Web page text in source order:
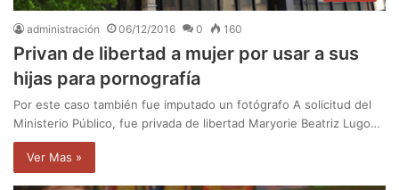
administración 06/12/2016 0 160
Privan de libertad a mujer por usar a sus
hijas para pornografía
Por este caso también fue imputado un fotógrafo A solicitud del
Ministerio Público, fue privada de libertad Maryorie Beatriz Lugo…
Ver Mas »